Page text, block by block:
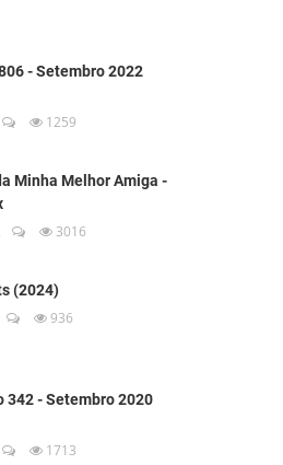
- Setembro 2022
1259
Minha Melhor Amiga -
3016
(2024)
936
342 - Setembro 2020
1713